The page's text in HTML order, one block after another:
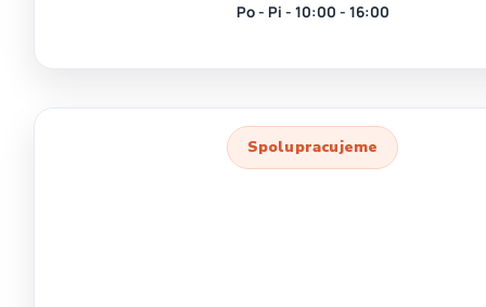
Po - Pi - 10:00 - 16:00
Spolupracujeme